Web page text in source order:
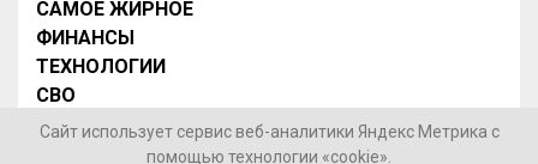
САМОЕ ЖИРНОЕ
ФИНАНСЫ
ТЕХНОЛОГИИ
СВО
НОВОСТИ В МИРЕ
НОВОСТИ РОССИИ
Сайт использует сервис веб-аналитики Яндекс Метрика с
помощью технологии «cookie».